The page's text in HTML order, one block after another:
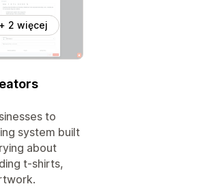
+ 2 więcej
to
system built
about
t-shirts,